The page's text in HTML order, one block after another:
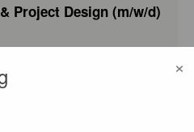
Project Design (m/w/d)
Masterarbeit, praxisorientierte
×